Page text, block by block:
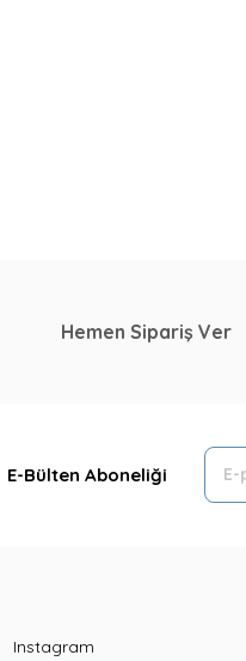
Hemen Sipariş Ver
E-Bülten Aboneliği
Instagram